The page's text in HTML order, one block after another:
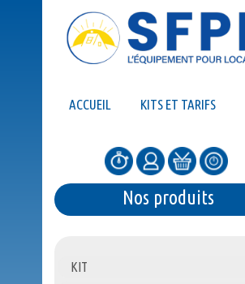
ACCUEIL KITS ET TARIFS
Nos produits
KIT